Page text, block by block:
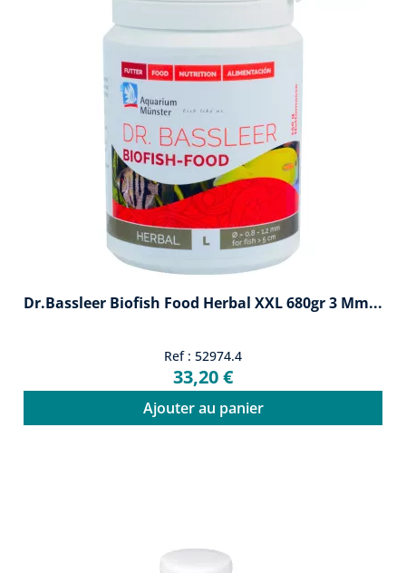
Dr.Bassleer Biofish Food Herbal XXL 680gr 3 Mm...
Ref : 52974.4
33,20 €
Ajouter au panier